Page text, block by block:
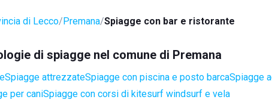
di Lecco Premana Spiagge con bar e ristorante
di spiagge nel comune di Premana
Spiagge attrezzateSpiagge con piscina e posto barcaSpiagge
per caniSpiagge con corsi di kitesurf windsurf e vela